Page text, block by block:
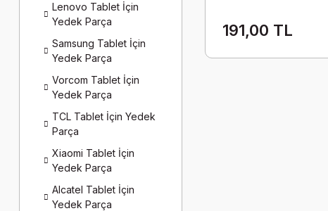
Lenovo Tablet İçin
Yedek Parça
Samsung Tablet İçin
Yedek Parça
Vorcom Tablet İçin
Yedek Parça
TCL Tablet İçin Yedek
Parça
Xiaomi Tablet İçin
Yedek Parça
Alcatel Tablet İçin
Yedek Parça
191,00 TL